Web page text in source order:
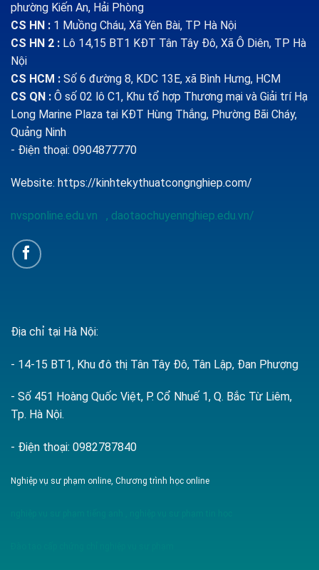
phường Kiến An, Hải Phòng
CS HN : 1 Muồng Cháu, Xã Yên Bài, TP Hà Nội
CS HN 2 : Lô 14,15 BT1 KĐT Tân Tây Đô, Xã Ô Diên, TP Hà
Nội
CS HCM : Số 6 đường 8, KDC 13E, xã Bình Hưng, HCM
CS QN : Ô số 02 lô C1, Khu tổ hợp Thương mại và Giải trí Hạ
Long Marine Plaza tại KĐT Hùng Thắng, Phường Bãi Cháy,
Quảng Ninh
- Điện thoại: 0904877770
Website: https://kinhtekythuatcongnghiep.com/
nvsponline.edu.vn , daotaochuyennghiep.edu.vn/
Địa chỉ tại Hà Nội:
- 14-15 BT1, Khu đô thị Tân Tây Đô, Tân Lập, Đan Phượng
- Số 451 Hoàng Quốc Việt, P. Cổ Nhuế 1, Q. Bắc Từ Liêm,
Tp. Hà Nội.
- Điện thoại: 0982787840
Nghiệp vụ sư phạm online, Chương trình học online